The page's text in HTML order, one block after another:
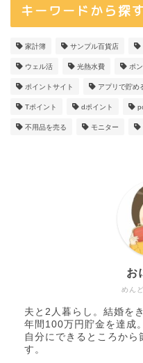
キーワードから探す
家計簿 サンプル百貨店
ウェル活 光熱水費 ポ
ポイントサイト アプリで貯め
Tポイント dポイント
不用品を売る モニター
めん
お
夫と2人暮らし。結婚を
年間100万円貯金を達成
自分にできるところから
す。